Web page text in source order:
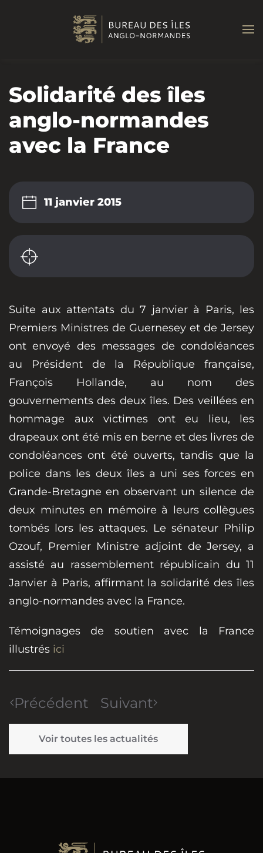
Passer au contenu principal
Solidarité des îles
anglo-normandes
avec la France
11 janvier 2015
Suite aux attentats du 7 janvier à Paris, les
Premiers Ministres de Guernesey et de Jersey
ont envoyé des messages de condoléances
au Président de la République française,
François Hollande, au nom des
gouvernements des deux îles. Des veillées en
hommage aux victimes ont eu lieu, les
drapeaux ont été mis en berne et des livres de
condoléances ont été ouverts, tandis que la
police dans les deux îles a uni ses forces en
Grande-Bretagne en observant un silence de
deux minutes en mémoire à leurs collègues
tombés lors les attaques. Le sénateur Philip
Ozouf, Premier Ministre adjoint de Jersey, a
assisté au rassemblement républicain du 11
Janvier à Paris, affirmant la solidarité des îles
anglo-normandes avec la France.
Témoignages de soutien avec la France
illustrés ici
Précédent Suivant
Voir toutes les actualités